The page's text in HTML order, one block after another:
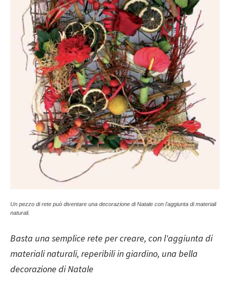
Un pezzo di rete può diventare una decorazione di Natale con l'aggiunta di materiali
naturali.
Basta una semplice rete per creare, con l'aggiunta di
materiali naturali, reperibili in giardino, una bella
decorazione di Natale